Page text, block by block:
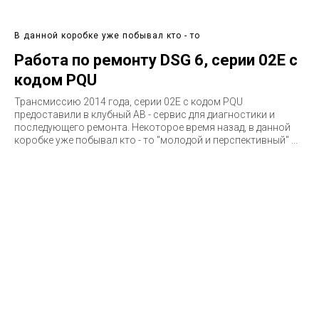
В данной коробке уже побывал кто - то
Работа по ремонту DSG 6, серии 02E с
кодом PQU
Трансмиссию 2014 года, серии 02E c кодом PQU
предоставили в клубный АВ - сервис для диагностики и
последующего ремонта. Некоторое время назад, в данной
коробке уже побывал кто - то "молодой и перспективный" ...